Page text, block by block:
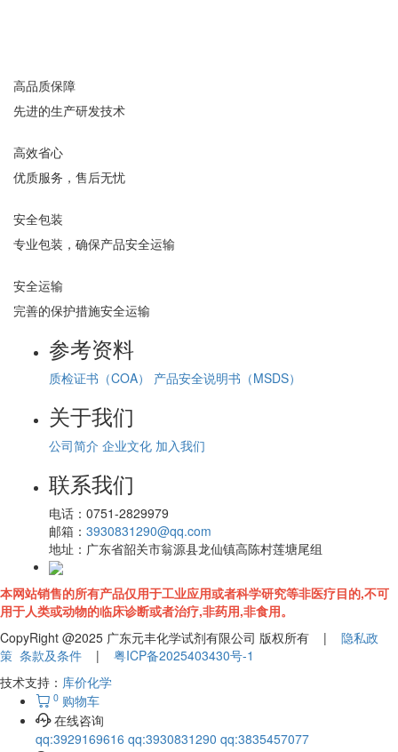
高品质保障
先进的生产研发技术
高效省心
优质服务，售后无忧
安全包装
专业包装，确保产品安全运输
安全运输
完善的保护措施安全运输
参考资料
质检证书（COA） 产品安全说明书（MSDS）
关于我们
公司简介 企业文化 加入我们
联系我们
电话： 0751-2829979
邮箱： 3930831290@qq.com
地址： 广东省韶关市翁源县龙仙镇高陈村莲塘尾组
本网站销售的所有产品仅用于工业应用或者科学研究等非医疗目的,不可
用于人类或动物的临床诊断或者治疗,非药用,非食用。
CopyRight @2025 广东元丰化学试剂有限公司 版权所有 | 隐私政
策 条款及条件 | 粤ICP备2025403430号-1
技术支持： 库价化学
0 购物车
在线咨询
qq:3929169616 qq:3930831290 qq:3835457077